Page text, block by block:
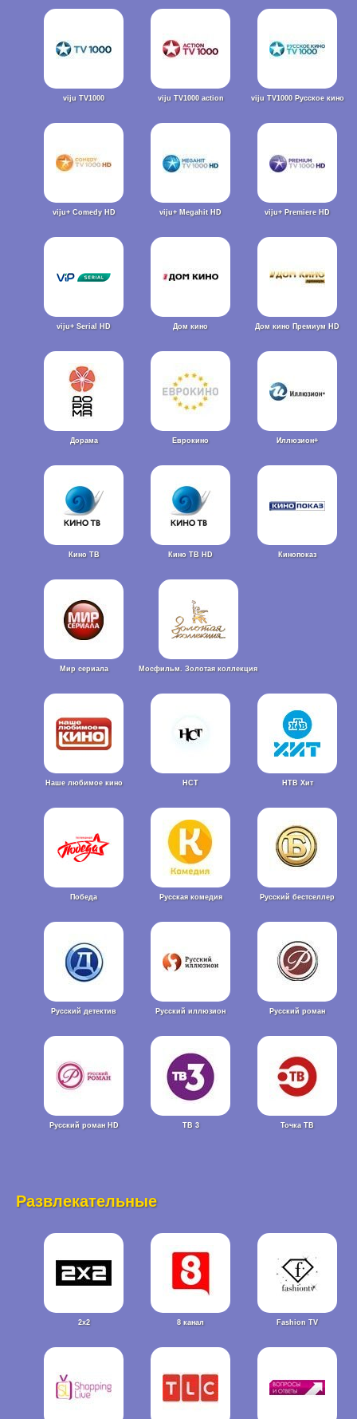
viju TV1000 viju TV1000 action viju TV1000 Русское кино
viju+ Comedy HD viju+ Megahit HD viju+ Premiere HD
viju+ Serial HD Дом кино Дом кино Премиум HD
Дорама Еврокино Иллюзион+
Кино ТВ Кино ТВ HD Кинопоказ
Мир сериала Мосфильм. Золотая коллекция
Наше любимое кино НСТ НТВ Хит
Победа Русская комедия Русский бестселлер
Русский детектив Русский иллюзион Русский роман
Русский роман HD ТВ 3 Точка ТВ
Развлекательные
2x2 8 канал Fashion TV